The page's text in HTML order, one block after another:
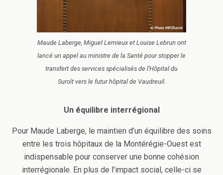
Maude Laberge, Miguel Lemieux et Louise Lebrun ont
lancé un appel au ministre de la Santé pour stopper le
transfert des services spécialisés de l’Hôpital du
Suroît vers le futur hôpital de Vaudreuil.
Un équilibre interrégional
Pour Maude Laberge, le maintien d’un équilibre des soins
entre les trois hôpitaux de la Montérégie-Ouest est
indispensable pour conserver une bonne cohésion
interrégionale. En plus de l’impact social, celle-ci se